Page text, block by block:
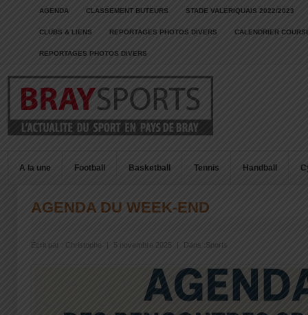
AGENDA CLASSEMENT BUTEURS STADE VALERIQUAIS 2022/2023
CLUBS & LIENS REPORTAGES PHOTOS DIVERS CALENDRIER
REPORTAGES PHOTOS DIVERS
A la une Football Basketball Tennis Handball
AGENDA DU WEEK-END
Écrit par : Christophe 5 novembre 2025 | Dans : Sports